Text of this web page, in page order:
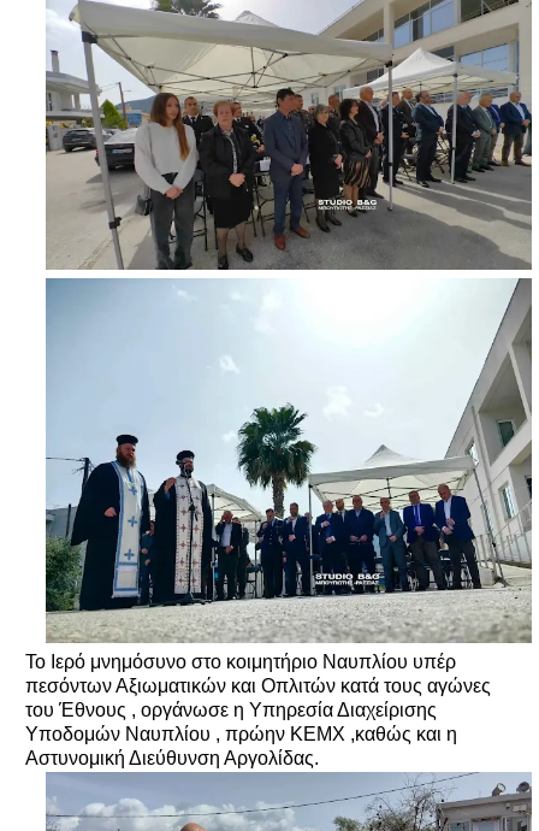
Το Ιερό μνημόσυνο στο κοιμητήριο Ναυπλίου υπέρ
πεσόντων Αξιωματικών και Οπλιτών κατά τους αγώνες
του Έθνους , οργάνωσε η Υπηρεσία Διαχείρισης
Υποδομών Ναυπλίου , πρώην ΚΕΜΧ ,καθώς και η
Αστυνομική Διεύθυνση Αργολίδας.